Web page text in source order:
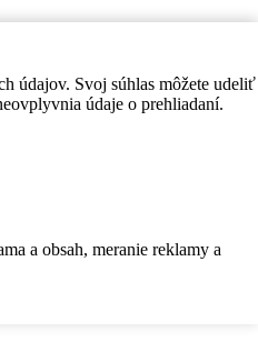
údajov. Svoj súhlas môžete udeliť
údaje o prehliadaní.
a obsah, meranie reklamy a